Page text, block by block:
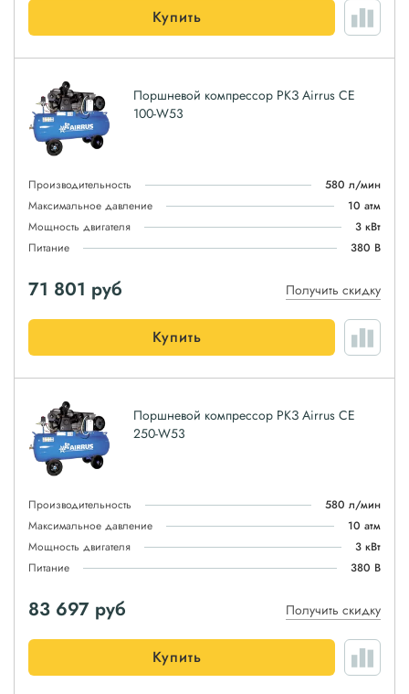
Купить
Поршневой компрессор РКЗ Airrus CE
100-W53
Производительность
580 л/мин
Максимальное давление
10 атм
Мощность двигателя
3 кВт
Питание
380 В
71 801 руб Получить скидку
Купить
Поршневой компрессор РКЗ Airrus CE
250-W53
Производительность
580 л/мин
Максимальное давление
10 атм
Мощность двигателя
3 кВт
Питание
380 В
83 697 руб Получить скидку
Купить